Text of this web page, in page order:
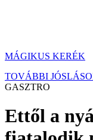
MÁGIKUS KERÉK
TOVÁBBI
GASZTRO
Ettől a